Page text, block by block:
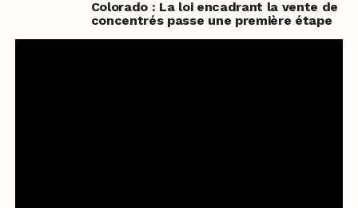
Colorado : La loi encadrant la vente de
concentrés passe une première étape